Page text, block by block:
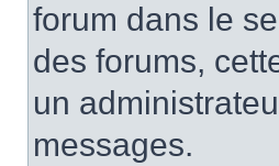
forum dans le
des forums,
un
messages.